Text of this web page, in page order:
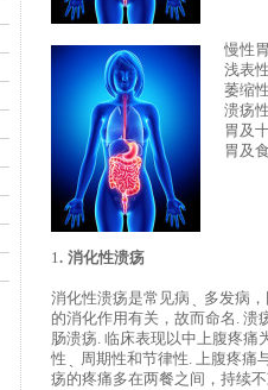
慢性
浅表
萎缩
溃疡
胃及
胃及
1. 消化性溃疡
消化性溃疡是常见病
多发病
的消化作用有关，故而命名. 溃
肠溃疡. 临床表现以中上腹疼痛
性
周期性和节律性. 上腹疼痛
疡的疼痛多在两餐之间，持续